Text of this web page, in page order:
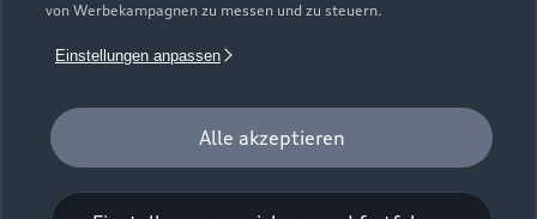
von Werbekampagnen zu messen und zu steuern.
Einstellungen anpassen
Alle akzeptieren